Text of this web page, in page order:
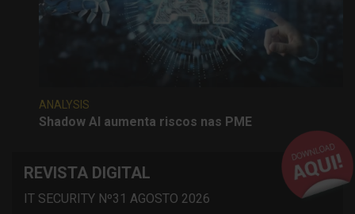
ANALYSIS
Shadow AI aumenta riscos nas PME
REVISTA DIGITAL
IT SECURITY Nº31 AGOSTO 2026